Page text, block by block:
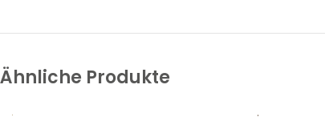
Ähnliche Produkte